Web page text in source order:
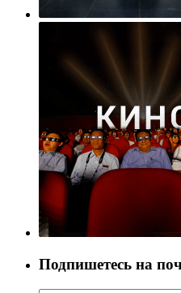
Подпишетесь на